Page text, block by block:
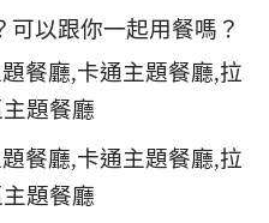
以跟你一起用餐嗎？